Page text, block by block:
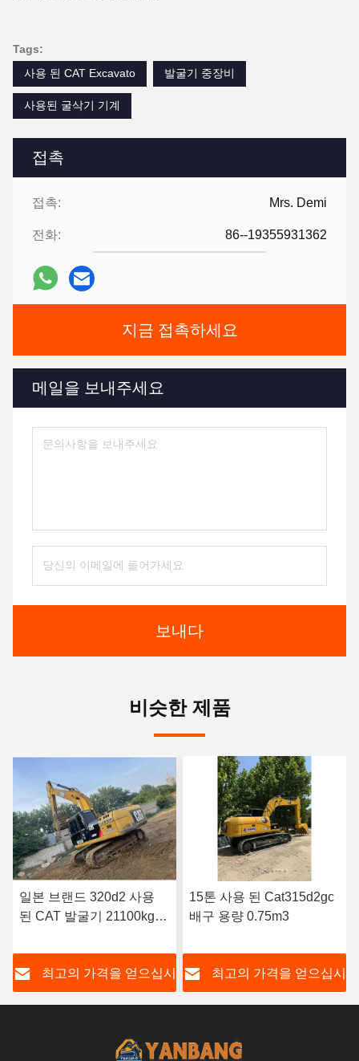
접촉
접촉: Mrs. Demi
전화: 86--19355931362
지금 접촉하세요
메일을 보내주세요
보내다
Tags:
사용 된 CAT Excavato
발굴기 중장비
사용된 굴삭기 기계
비슷한 제품
15톤 사용 된 Cat315d2gc
배구 용량 0.75m3
최고의 가격을 얻으십시
0.52M3 버킷 용량 사용 된
CAT 발굴기 320d 사용 된
최고의 가격을 얻으십시